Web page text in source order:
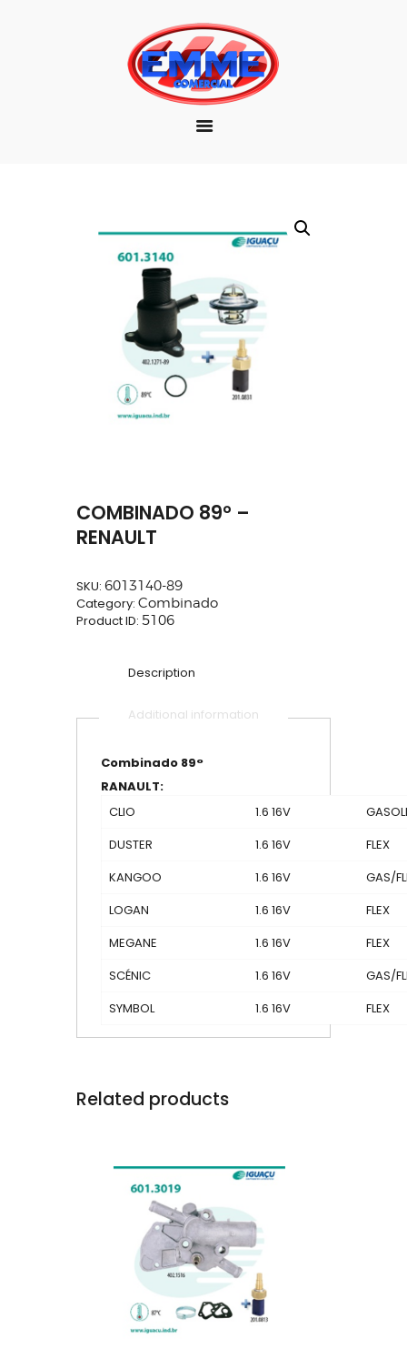
EMPRESA
MARCAS
PRODUTOS
COMBINADO 89° –
RENAULT
SKU: 6013140-89
Category: Combinado
Product ID: 5106
Description
Additional information
Combinado 89°
RANAULT:
CLIO
1.6 16V
DUSTER
1.6 16V
FLEX
KANGOO
1.6 16V
GAS/
LOGAN
1.6 16V
FLEX
MEGANE
1.6 16V
FLEX
SCÉNIC
1.6 16V
GAS/
SYMBOL
1.6 16V FLEX
Related products